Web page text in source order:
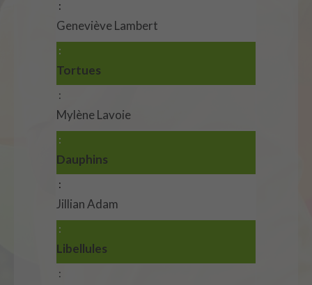
Geneviève Lambert
Tortues
Mylène Lavoie
Dauphins
Jillian Adam
Libellules